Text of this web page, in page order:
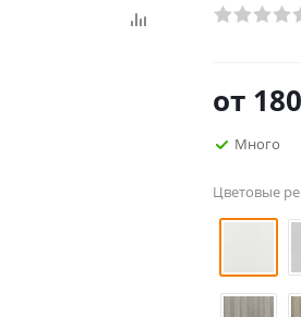
от
Много
Цветовые